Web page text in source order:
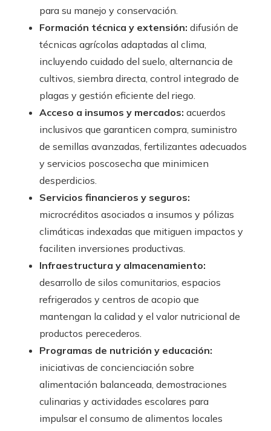
para su manejo y conservación.
Formación técnica y extensión: difusión de
técnicas agrícolas adaptadas al clima,
incluyendo cuidado del suelo, alternancia de
cultivos, siembra directa, control integrado de
plagas y gestión eficiente del riego.
Acceso a insumos y mercados: acuerdos
inclusivos que garanticen compra, suministro
de semillas avanzadas, fertilizantes adecuados
y servicios poscosecha que minimicen
desperdicios.
Servicios financieros y seguros:
microcréditos asociados a insumos y pólizas
climáticas indexadas que mitiguen impactos y
faciliten inversiones productivas.
Infraestructura y almacenamiento:
desarrollo de silos comunitarios, espacios
refrigerados y centros de acopio que
mantengan la calidad y el valor nutricional de
productos perecederos.
Programas de nutrición y educación:
iniciativas de concienciación sobre
alimentación balanceada, demostraciones
culinarias y actividades escolares para
impulsar el consumo de alimentos locales